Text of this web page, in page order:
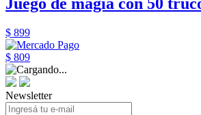
$ 899
$ 809
Newsletter